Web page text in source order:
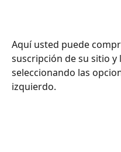
Aquí usted puede
suscripción de su sitio y
seleccionando las
izquierdo.